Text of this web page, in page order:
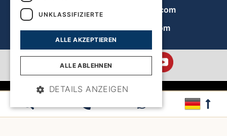
info@javeahomefinders.com
de.javeahomefinders.com
UNKLASSIFIZIERTE
ALLE AKZEPTIEREN
ALLE ABLEHNEN
DETAILS ANZEIGEN